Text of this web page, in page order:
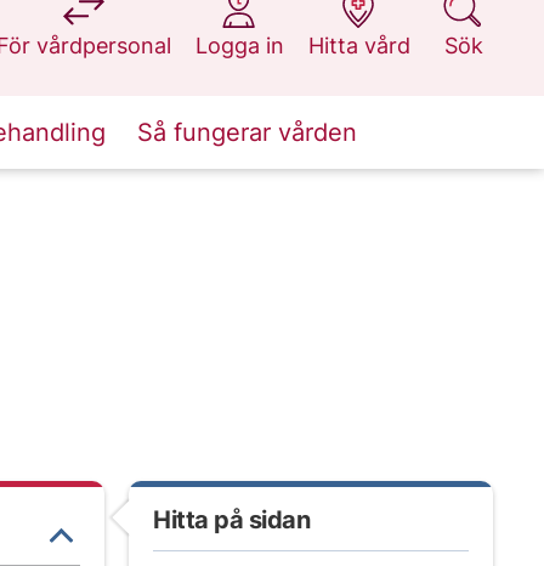
vårdpersonal
Logga in
Hitta vård
Sök
Så fungerar vården
Hitta på sidan